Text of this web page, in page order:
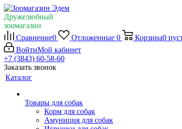
Дружелюбный
зоомагазин
Сравнение0 Отложенные 0 Корзина0
ВойтиМой кабинет
+7 (3843) 60-58-60
Заказать звонок
Каталог
Товары для собак
Корм для собак
Амуниция для собак